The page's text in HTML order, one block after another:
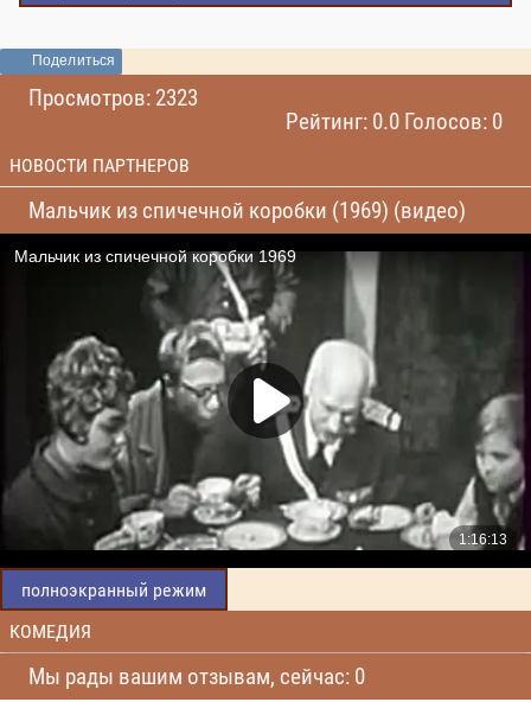
Поделиться
Просмотров: 2323
Рейтинг: 0.0 Голосов: 0
НОВОСТИ ПАРТНЕРОВ
Мальчик из спичечной коробки (1969) (видео)
полноэкранный режим
КОМЕДИЯ
Мы рады вашим отзывам, сейчас: 0